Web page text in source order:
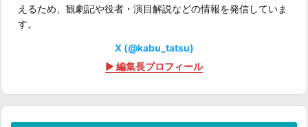
えるため、観劇記や役者・演目解説などの情報を発信していま
す。
X (@kabu_tatsu)
▶ 編集長プロフィール